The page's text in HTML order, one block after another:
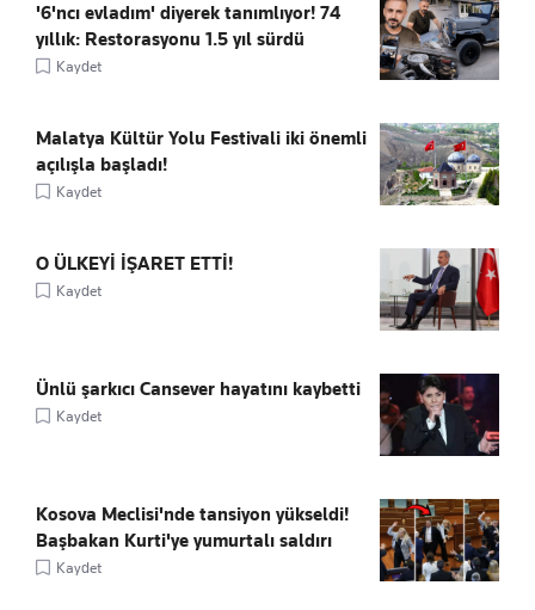
'6'ncı evladım' diyerek tanımlıyor! 74
yıllık: Restorasyonu 1.5 yıl sürdü
Kaydet
Malatya Kültür Yolu Festivali iki önemli
açılışla başladı!
Kaydet
O ÜLKEYİ İŞARET ETTİ!
Kaydet
Ünlü şarkıcı Cansever hayatını kaybetti
Kaydet
Kosova Meclisi'nde tansiyon yükseldi!
Başbakan Kurti'ye yumurtalı saldırı
Kaydet